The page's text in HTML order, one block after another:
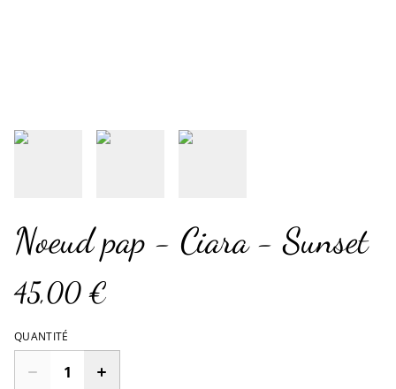
Noeud pap - Ciara - Sunset
45,00 €
QUANTITÉ